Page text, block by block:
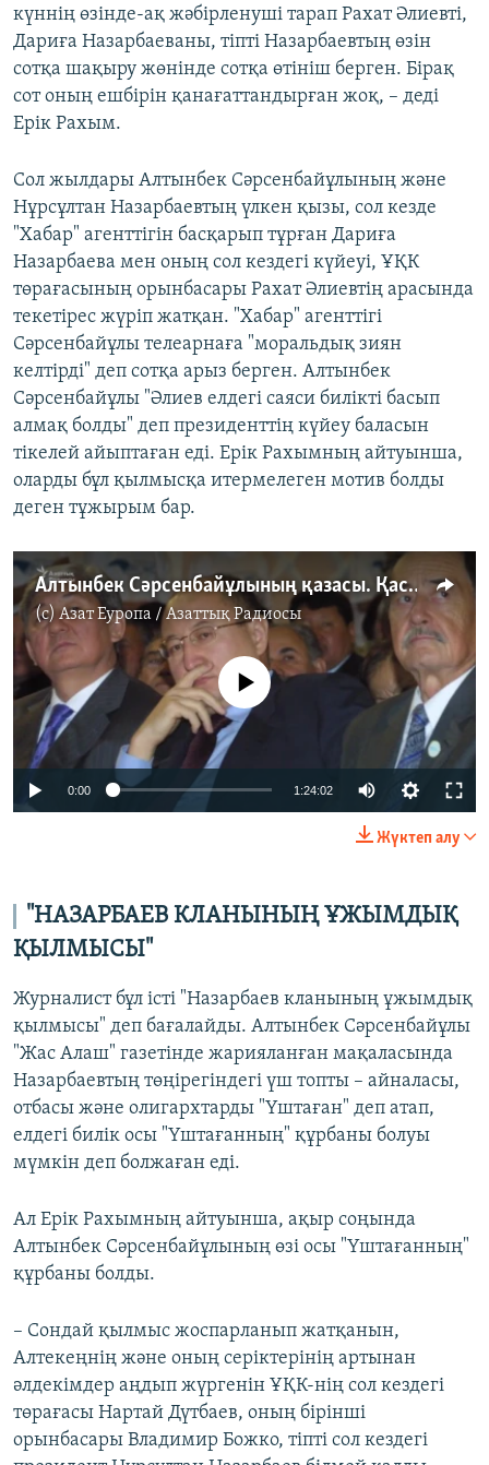
күннің өзінде-ақ жәбірленуші тарап Рахат Әлиевті,
Дариға Назарбаеваны, тіпті Назарбаевтың өзін
сотқа шақыру жөнінде сотқа өтініш берген. Бірақ
сот оның ешбірін қанағаттандырған жоқ, – деді
Ерік Рахым.
Сол жылдары Алтынбек Сәрсенбайұлының және
Нұрсұлтан Назарбаевтың үлкен қызы, сол кезде
"Хабар" агенттігін басқарып тұрған Дариға
Назарбаева мен оның сол кездегі күйеуі, ҰҚК
төрағасының орынбасары Рахат Әлиевтің арасында
текетірес жүріп жатқан. "Хабар" агенттігі
Сәрсенбайұлы телеарнаға "моральдық зиян
келтірді" деп сотқа арыз берген. Алтынбек
Сәрсенбайұлы "Әлиев елдегі саяси билікті басып
алмақ болды" деп президенттің күйеу баласын
тікелей айыптаған еді. Ерік Рахымның айтуынша,
оларды бұл қылмысқа итермелеген мотив болды
деген тұжырым бар.
Алтынбек Сәрсенбайұлының қазасы. Қастандық артында кім тұр?
(c) Азат Еуропа / Азаттық Радиосы
No media source currently available
0:00 1:24:02
Жүктеп алу
"НАЗАРБАЕВ КЛАНЫНЫҢ ҰЖЫМДЫҚ
ҚЫЛМЫСЫ"
Журналист бұл істі "Назарбаев кланының ұжымдық
қылмысы" деп бағалайды. Алтынбек Сәрсенбайұлы
"Жас Алаш" газетінде жарияланған мақаласында
Назарбаевтың төңірегіндегі үш топты – айналасы,
отбасы және олигархтарды "Үштаған" деп атап,
елдегі билік осы "Үштағанның" құрбаны болуы
мүмкін деп болжаған еді.
Ал Ерік Рахымның айтуынша, ақыр соңында
Алтынбек Сәрсенбайұлының өзі осы "Үштағанның"
құрбаны болды.
– Сондай қылмыс жоспарланып жатқанын,
Алтекеңнің және оның серіктерінің артынан
әлдекімдер аңдып жүргенін ҰҚК-нің сол кездегі
төрағасы Нартай Дүтбаев, оның бірінші
орынбасары Владимир Божко, тіпті сол кездегі